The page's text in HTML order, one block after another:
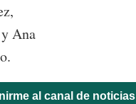
Ana
al canal de noticias